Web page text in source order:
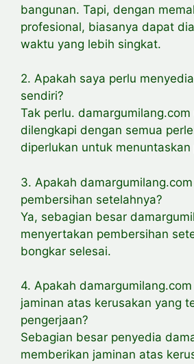
bangunan. Tapi, dengan
profesional, biasanya dapat
waktu yang lebih singkat.
2. Apakah saya perlu
sendiri?
Tak perlu. damargumilang.com
dilengkapi dengan semua
diperlukan untuk menuntaskan
3. Apakah
pembersihan setelahnya?
Ya, sebagian besar
menyertakan pembersihan
bongkar selesai.
4. Apakah
jaminan atas kerusakan yang
pengerjaan?
Sebagian besar penyedia
memberikan jaminan atas